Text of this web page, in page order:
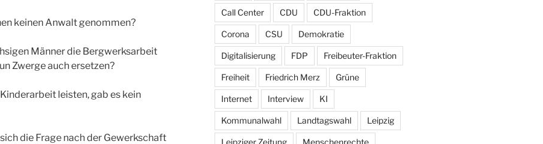
keinen Anwalt genommen?
Männer die Bergwerksarbeit
Zwerge auch ersetzen?
leisten, gab es kein
die Frage nach der Gewerkschaft
Call Center CDU CDU-Fraktion
Corona CSU Demokratie
Digitalisierung FDP Freibeuter-Fraktion
Freiheit Friedrich Merz Grüne
Internet Interview KI
Kommunalwahl Landtagswahl Leipzig
Leipziger Zeitung Menschenrechte